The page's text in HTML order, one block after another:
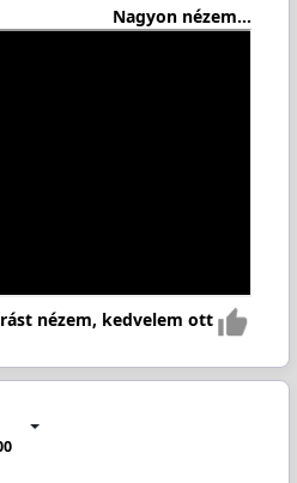
Nagyon nézem...
nézem, kedvelem ott